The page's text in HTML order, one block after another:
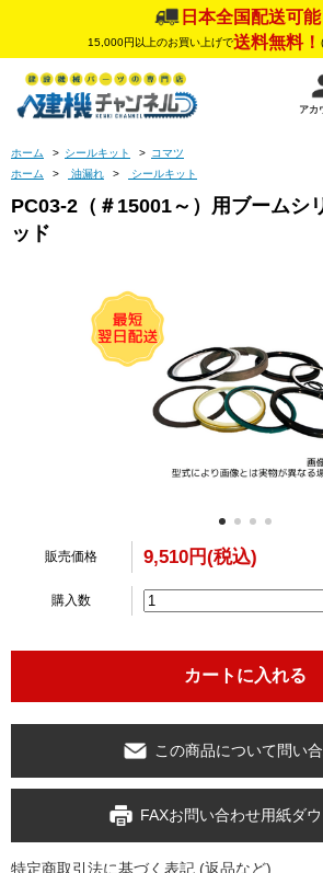
日本全国配送可能
15,000円以上のお買い上げで送料無料！
アカ
ホーム > シールキット > コマツ
ホーム
> 油漏れ > シールキット
PC03-2（＃15001～）用ブームシ
ッド
販売価格 9,510円(税込)
購入数
この商品について問い
FAXお問い合わせ用紙ダ
特定商取引法に基づく表記 (返品など)